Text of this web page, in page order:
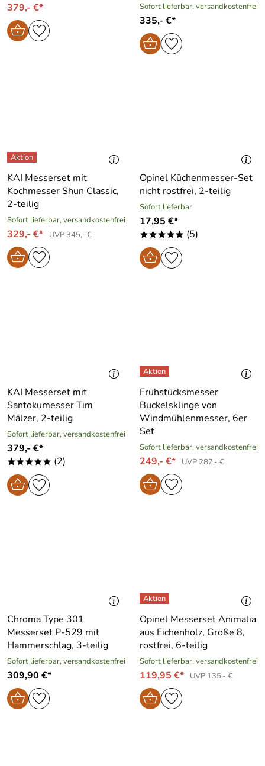
379,- €* Sofort lieferbar, versandkostenfrei
335,- €*
KAI Messerset mit
Kochmesser Shun Classic,
2-teilig
Sofort lieferbar, versandkostenfrei
329,- €* UVP 345,- €
Opinel Küchenmesser-Set
nicht rostfrei, 2-teilig
Sofort lieferbar
17,95 €*
***** (5)
KAI Messerset mit
Santokumesser Tim
Mälzer, 2-teilig
Sofort lieferbar, versandkostenfrei
379,- €*
***** (2)
Frühstücksmesser
Buckelsklinge von
Windmühlenmesser, 6er
Set
Sofort lieferbar, versandkostenfrei
249,- €* UVP 287,- €
Chroma Type 301
Messerset P-529 mit
Hammerschlag, 3-teilig
Sofort lieferbar, versandkostenfrei
309,90 €*
Opinel Messerset Animalia
aus Eichenholz, Größe 8,
rostfrei, 6-teilig
Sofort lieferbar, versandkostenfrei
119,95 €* UVP 135,- €